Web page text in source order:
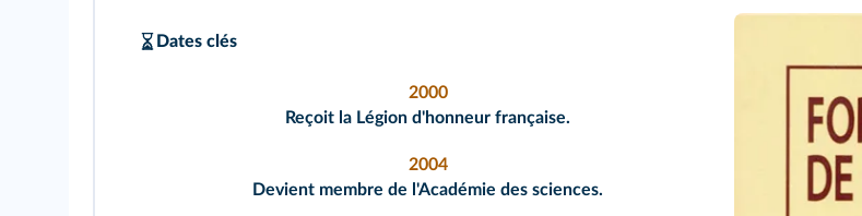
Dates clés
2000
Reçoit la Légion d'honneur française.
2004
Devient membre de l'Académie des sciences.